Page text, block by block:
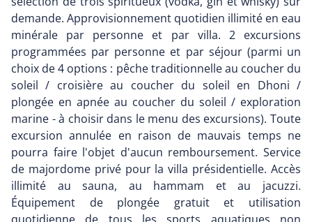
demande. Approvisionnement quotidien illimité en eau
minérale par personne et par villa. 2 excursions
programmées par personne et par séjour (parmi un
choix de 4 options : pêche traditionnelle au coucher du
soleil / croisière au coucher du soleil en Dhoni /
plongée en apnée au coucher du soleil / exploration
marine - à choisir dans le menu des excursions). Toute
excursion annulée en raison de mauvais temps ne
pourra faire l'objet d'aucun remboursement. Service
de majordome privé pour la villa présidentielle. Accès
illimité au sauna, au hammam et au jacuzzi.
Équipement de plongée gratuit et utilisation